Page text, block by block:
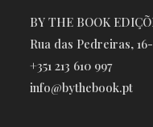
BY THE BOOK
Rua das Pedreiras,
+351 213 610 997
info@bythebook.pt